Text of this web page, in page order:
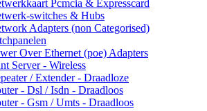
Pcmcia & Expresscard
switches & Hubs
Adapters (non Categorised)
Over Ethernet (poe) Adapters
Server - Wireless
/ Extender - Draadloze
- Dsl / Isdn - Draadloos
- Gsm / Umts - Draadloos